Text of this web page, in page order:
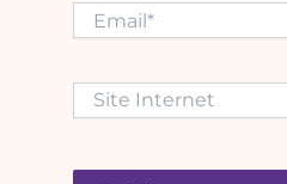
Email*
Site
Internet